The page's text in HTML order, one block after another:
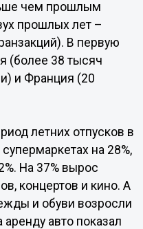
чем прошлым
прошлых лет –
В первую
(более 38 тысяч
и Франция (20
летних отпусков в
на 28%,
На 37% вырос
концертов и кино. А
и обуви возросли
авто показал